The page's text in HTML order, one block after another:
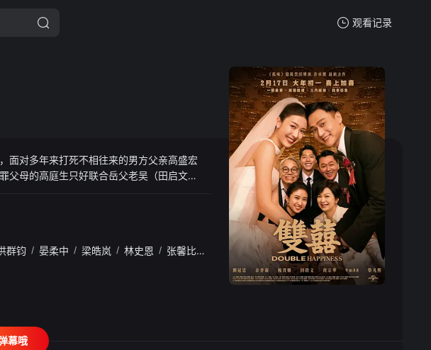
观看记录
暂无观看影片的记录
面对多年来打死不相往来的男方父亲高盛宏
父母的高庭生只好联合岳父老吴（田启文
群钧 / 晏柔中 / 梁皓岚 / 林史恩 / 张馨比 刘品言 / 李国毅 / 陈淑芳 / 朱凯柏 / 林在培
幕哦